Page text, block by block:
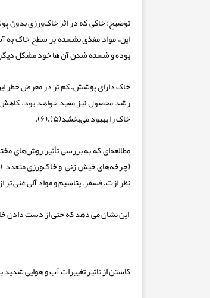
توضیح: خاکی که در اثر خاک‌ورزی بدون
این، مواد مغذی نشسته بر سطح خاک به
بوده و شسته شدن آن ها خود مشکل
خاک دارای پوشش، کم تر در معرض خطر
رشد محصول نیز مفید خواهد بود. کاهش
خاک را بهبود می‌بخشد(۵)،(۶).
مطالعه‌ای که به بررسی تأثیر روش‌های
(چرخه‌های خیش زنی و خاک‌ورزی متعدد )
نظر ازت، فسفر، پتاسیم و مواد آلی غنی
این نشان می دهد که حتی از دست دادن
کاستن از تاثیر تغییرات آب و هوایی